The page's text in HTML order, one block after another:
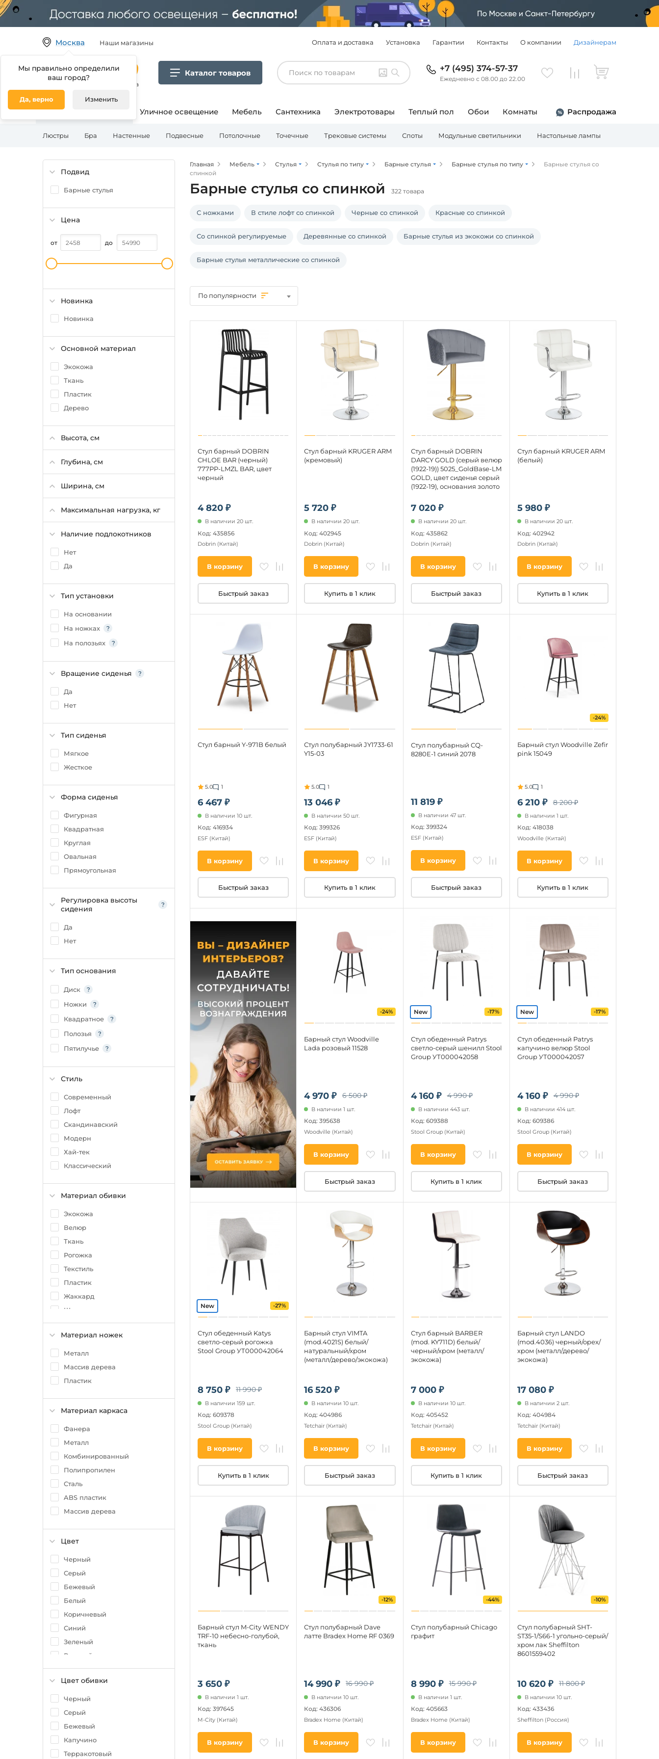
Москва
Мы правильно определили
ваш город?
Да, верно Изменить
Наши магазины Оплата и доставка Установка Гарантии Контакты О компании Дизайнерам
Гипермаркет товаров для дома
Каталог товаров +7 (495) 374-57-37
Ежедневно с 08.00 до 22.00
Освещение для дома Уличное освещение Мебель Сантехника Электротовары Теплый пол Обои Комнаты Распродажа
Люстры Бра Настенные Подвесные Потолочные Точечные Трековые системы Споты Модульные светильники Настольные лампы
Подвид
Барные стулья
Цена
от до
Новинка
Новинка
Основной материал
Экокожа
Ткань
Пластик
Дерево
Высота, см
Глубина, см
Ширина, см
Максимальная нагрузка, кг
Наличие подлокотников
Нет
Да
Тип установки
На основании
На ножках
На полозьях
Вращение сиденья
Да
Нет
Тип сиденья
Мягкое
Жесткое
Форма сиденья
Фигурная
Квадратная
Круглая
Овальная
Прямоугольная
Регулировка высоты
сидения
Да
Нет
Тип основания
Диск
Ножки
Квадратное
Полозья
Пятилучье
Стиль
Современный
Лофт
Скандинавский
Модерн
Хай-тек
Классический
Материал обивки
Экокожа
Велюр
Ткань
Рогожка
Текстиль
Пластик
Жаккард
Шенилл
Микровелюр
Вельвет
Материал ножек
Металл
Массив дерева
Пластик
Материал каркаса
Фанера
Металл
Комбинированный
Полипропилен
Сталь
ABS пластик
Массив дерева
Цвет
Черный
Серый
Бежевый
Белый
Коричневый
Синий
Зеленый
Розовый
Красный
Золотой
Хром
Голубой
Желтый
Оранжевый
Цвет обивки
Черный
Серый
Бежевый
Капучино
Терракотовый
Главная Мебель Стулья Стулья по типу Барные стулья Барные стулья по типу
Барные стулья со
спинкой
Барные стулья со спинкой 322 товара
С ножками В стиле лофт со спинкой Черные со спинкой Красные со спинкой
Со спинкой регулируемые Деревянные со спинкой Барные стулья из экокожи со спинкой
Барные стулья металлические со спинкой
По популярности
4 820 ₽
Стул барный DOBRIN
CHLOE BAR (черный)
777PP-LMZL BAR, цвет
черный
В наличии 20 шт.
Код: 435856
Dobrin (Китай)
В корзину
Быстрый заказ
5 720 ₽
Стул барный KRUGER ARM
(кремовый)
В наличии 20 шт.
Код: 402945
Dobrin (Китай)
В корзину
Купить в 1 клик
7 020 ₽
Стул барный DOBRIN
DARCY GOLD (серый велюр
(1922-19)) 5025_GoldBase-LM
GOLD, цвет сиденья серый
(1922-19), основания золото
В наличии 20 шт.
Код: 435862
Dobrin (Китай)
В корзину
Быстрый заказ
5 980 ₽
Стул барный KRUGER ARM
(белый)
В наличии 20 шт.
Код: 402942
Dobrin (Китай)
В корзину
Купить в 1 клик
6 467 ₽
Стул барный Y-971B белый
5.0 1
В наличии 10 шт.
Код: 416934
ESF (Китай)
В корзину
Быстрый заказ
13 046 ₽
Стул полубарный JY1733-61
Y15-03
5.0 1
В наличии 50 шт.
Код: 399326
ESF (Китай)
В корзину
Купить в 1 клик
11 819 ₽
Стул полубарный CQ-
8280E-1 синий 2078
В наличии 47 шт.
Код: 399324
ESF (Китай)
В корзину
Быстрый заказ
6 210 ₽ 8 200 ₽
-24%
Барный стул Woodville Zefir
pink 15049
5.0 1
В наличии 1 шт.
Код: 418038
Woodville (Китай)
В корзину
Купить в 1 клик
4 970 ₽ 6 500 ₽
-24%
Барный стул Woodville
Lada розовый 11528
В наличии 1 шт.
Код: 395638
Woodville (Китай)
В корзину
Быстрый заказ
4 160 ₽ 4 990 ₽
-17%
Стул обеденный Patrys
светло-серый шенилл Stool
Group УТ000042058
В наличии 443 шт.
Код: 609388
Stool Group (Китай)
В корзину
Купить в 1 клик
4 160 ₽ 4 990 ₽
-17%
Стул обеденный Patrys
капучино велюр Stool
Group УТ000042057
В наличии 414 шт.
Код: 609386
Stool Group (Китай)
В корзину
Быстрый заказ
8 750 ₽ 11 990 ₽
-27%
Стул обеденный Katys
светло-серый рогожка
Stool Group УТ000042064
В наличии 159 шт.
Код: 609378
Stool Group (Китай)
В корзину
Купить в 1 клик
16 520 ₽
Барный стул VIMTA
(mod.4021S) белый/
натуральный/хром
(металл/дерево/экокожа)
В наличии 10 шт.
Код: 404986
Tetchair (Китай)
В корзину
Быстрый заказ
7 000 ₽
Стул барный BARBER
(mod. KY711D) белый/
черный/хром (металл/
экокожа)
В наличии 10 шт.
Код: 405452
Tetchair (Китай)
В корзину
Купить в 1 клик
17 080 ₽
Барный стул LANDO
(mod.4036) черный/орех/
хром (металл/дерево/
экокожа)
В наличии 2 шт.
Код: 404984
Tetchair (Китай)
В корзину
Быстрый заказ
3 650 ₽
Барный стул M-City WENDY
TRF-10 небесно-голубой,
ткань
В наличии 1 шт.
Код: 397645
M-City (Китай)
В корзину
14 990 ₽ 16 990 ₽
-12%
Стул полубарный Dave
латте Bradex Home RF 0369
В наличии 10 шт.
Код: 436306
Bradex Home (Китай)
В корзину
8 990 ₽ 15 990 ₽
-44%
Стул полубарный Chicago
графит
В наличии 1 шт.
Код: 405663
Bradex Home (Китай)
В корзину
10 620 ₽ 11 800 ₽
-10%
Стул полубарный SHT-
ST35-1/S66-1 угольно-серый/
хром лак Sheffilton
8601559402
В наличии 10 шт.
Код: 433436
Sheffilton (Россия)
В корзину